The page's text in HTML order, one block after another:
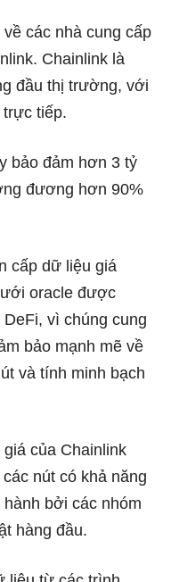
các nhà cung cấp
Chainlink là
đầu thị trường, với
tiếp.
bảo đảm hơn 3 tỷ
đương hơn 90%
cấp dữ liệu giá
oracle được
vì chúng cung
bảo mạnh mẽ về
và tính minh bạch
của Chainlink
nút có khả năng
bởi các nhóm
hàng đầu.